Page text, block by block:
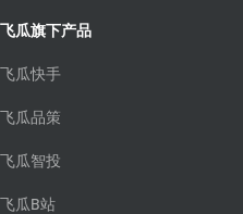
飞瓜旗下产品
飞瓜快手
飞瓜品策
飞瓜智投
飞瓜B站